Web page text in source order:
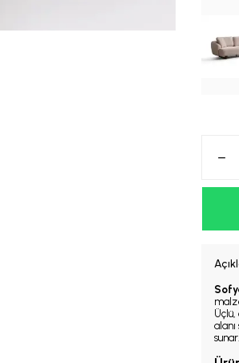
sunar.